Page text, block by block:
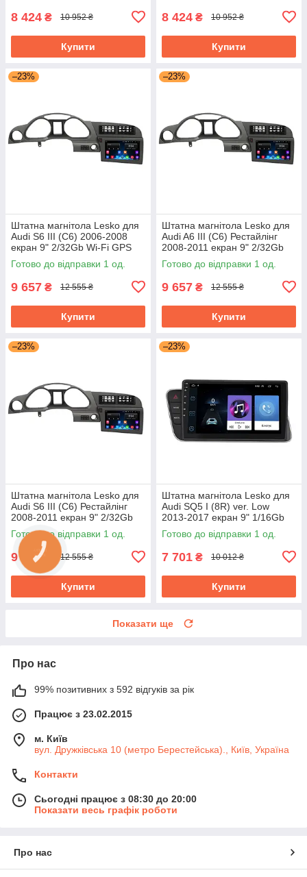
8 424 ₴ 10 952 ₴
Купити
8 424 ₴ 10 952 ₴
Купити
–23%
Штатна магнітола Lesko для
Audi S6 III (C6) 2006-2008
екран 9" 2/32Gb Wi-Fi GPS
Base
Готово до відправки 1 од.
9 657 ₴ 12 555 ₴
Купити
–23%
Штатна магнітола Lesko для
Audi A6 III (C6) Рестайлінг
2008-2011 екран 9" 2/32Gb
Wi-Fi GPS Base Аудіо
Готово до відправки 1 од.
9 657 ₴ 12 555 ₴
Купити
–23%
Штатна магнітола Lesko для
Audi S6 III (C6) Рестайлінг
2008-2011 екран 9" 2/32Gb
Wi-Fi GPS Base
Готово до відправки 1 од.
9 657₴ 12 555 ₴
Купити
–23%
Штатна магнітола Lesko для
Audi SQ5 I (8R) ver. Low
2013-2017 екран 9" 1/16Gb
Wi-Fi GPS Base
Готово до відправки 1 од.
7 701 ₴ 10 012 ₴
Купити
Показати ще
Про нас
99% позитивних з 592 відгуків за рік
Працює з 23.02.2015
м. Київ
вул. Дружківська 10 (метро Берестейська)., Київ, Україна
Контакти
Сьогодні працює з 08:30 до 20:00
Показати весь графік роботи
Про нас